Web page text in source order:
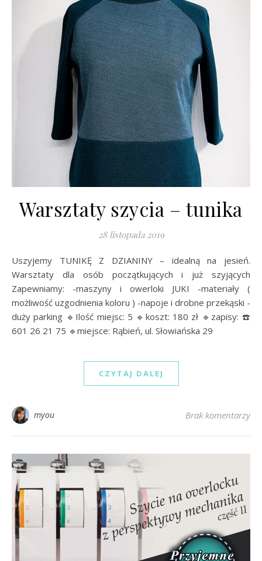
Warsztaty szycia – tunika
28 listopada 2019
Uszyjemy TUNIKĘ Z DZIANINY – idealną na jesień.
Warsztaty dla osób początkujących i już szyjących
Zapewniamy: -maszyny i owerloki JUKI -materiały (
możliwość uzgodnienia koloru ) -napoje i drobne przekąski -
duży parking 🔹Ilość miejsc: 5 🔹koszt: 180 zł 🔹zapisy: ☎️
601 26 21 75 🔹miejsce: Rąbień, ul. Słowiańska 29
CZYTAJ DALEJ
myou Brak komentarzy